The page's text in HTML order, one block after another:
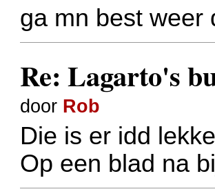
ga mn best weer
Re: Lagarto's
door Rob
Die is er idd
Op een blad na